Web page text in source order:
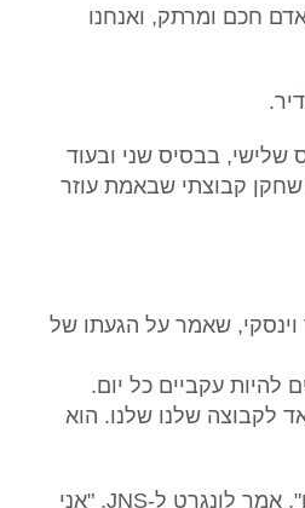
הוא שחקן ואדם חכם ומרתק, ואנחנו
בבסיס שני ובעוד
שחקן קבוצתי שבאמת עוזר
וינסקי, שאמר על הגעתו של
להיות עקביים כל יום.
לקבוצה שלנו שלנו. הוא
"זו הייתה קבוצה במקום הראשון גם בלעדיי ויש הרבה שחקנים גדולים", אמר לונגרט ל-JNS. "אני